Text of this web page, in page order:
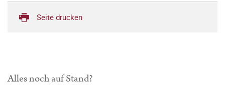
Seite drucken
Alles noch auf Stand?